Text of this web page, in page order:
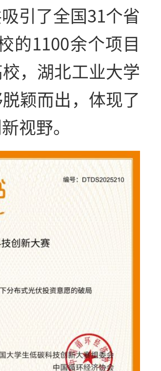
引了全国31个省
的1100余个项目
，湖北工业大学
颖而出，体现了
视野。